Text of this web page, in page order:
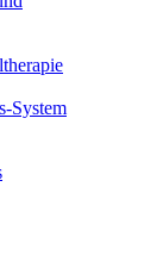
System